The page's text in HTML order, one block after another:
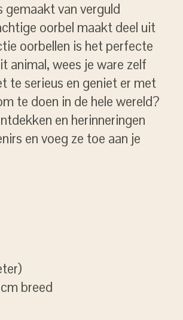
gemaakt van verguld
oorbel maakt deel uit
oorbellen is het perfecte
animal, wees je ware zelf
te serieus en geniet er met
te doen in de hele wereld?
en herinneringen
en voeg ze toe aan je
breed